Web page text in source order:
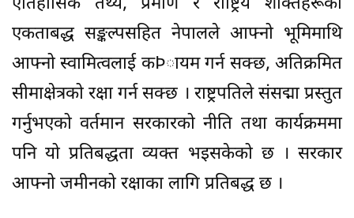
ऐतिहासिक तथ्य, प्रमाण र राष्ट्रिय शक्तिहरूको
एकताबद्ध सङ्कल्पसहित नेपालले आफ्नो भूमिमाथि
आफ्नो स्वामित्वलाई कÞायम गर्न सक्छ, अतिक्रमित
सीमाक्षेत्रको रक्षा गर्न सक्छ । राष्ट्रपतिले संसद्मा प्रस्तुत
गर्नुभएको वर्तमान सरकारको नीति तथा कार्यक्रममा
पनि यो प्रतिबद्धता व्यक्त भइसकेको छ । सरकार
आफ्नो जमीनको रक्षाका लागि प्रतिबद्ध छ ।